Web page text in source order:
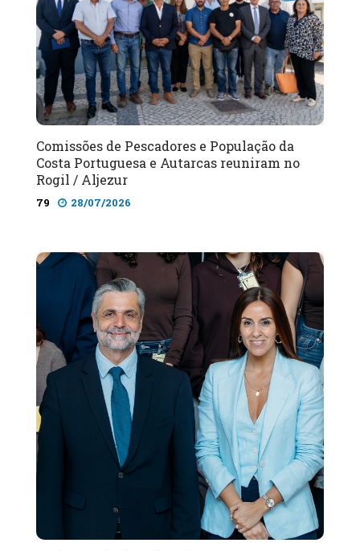
Comissões de Pescadores e População da
Costa Portuguesa e Autarcas reuniram no
Rogil / Aljezur
79 28/07/2026